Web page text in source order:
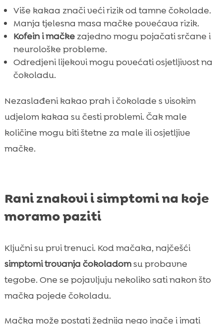
Više kakaa znači veći rizik od tamne čokolade.
Manja tjelesna masa mačke povećava rizik.
Kofein i mačkezajedno mogu pojačati srčane i
neurološke probleme.
Odredjeni lijekovi mogu povećati osjetljivost na
čokoladu.
Nezaslađeni kakao prah i čokolade s visokim
udjelom kakaa su česti problemi. Čak male
količine mogu biti štetne za male ili osjetljive
mačke.
Rani znakovi i simptomi na koje
moramo paziti
Ključni su prvi trenuci. Kod mačaka, najčešći
simptomi trovanja čokoladomsu probavne
tegobe. One se pojavljuju nekoliko sati nakon što
mačka pojede čokoladu.
Mačka može postati žednija nego inače i imati